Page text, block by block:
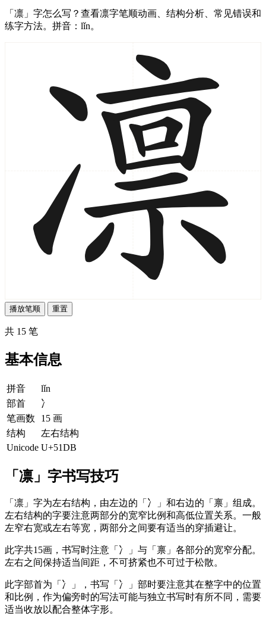
「凛」字怎么写？查看凛字笔顺动画、结构分析、常见错误和
练字方法。拼音：lǐn。
播放笔顺 重置
共 15 笔
基本信息
拼音
lǐn
部首
冫
笔画数
15 画
结构
左右结构
Unicode U+51DB
「凛」字书写技巧
「凛」字为左右结构，由左边的「冫」和右边的「禀」组成。
左右结构的字要注意两部分的宽窄比例和高低位置关系。一般
左窄右宽或左右等宽，两部分之间要有适当的穿插避让。
此字共15画，书写时注意「冫」与「禀」各部分的宽窄分配。
左右之间保持适当间距，不可挤紧也不可过于松散。
此字部首为「冫」，书写「冫」部时要注意其在整字中的位置
和比例，作为偏旁时的写法可能与独立书写时有所不同，需要
适当收放以配合整体字形。